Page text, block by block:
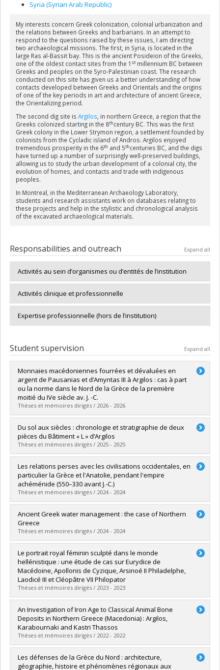
Syria (Syrian Arab Republic)
My interests concern Greek colonization, colonial urbanization and
the relations between Greeks and barbarians. In an attempt to
respond to the questions raised by these issues, I am directing
two archaeological missions. The first, in Syria, is located in the
large Ras al-Bassit bay. This is the ancient Posideion of the Greeks,
one of the oldest contact sites from the 1 stmillennium BC between
Greeks and peoples on the Syro-Palestinian coast. The research
conducted on this site has given us a better understanding of how
contacts developed between Greeks and Orientals and the origins
of one of the key periods in art and architecture of ancient Greece,
the Orientalizing period.
The second dig site is Argilos , in northern Greece, a region that the
Greeks colonized starting in the 8thcentury BC. This was the first
Greek colony in the Lower Strymon region, a settlement founded by
colonists from the Cycladic island of Andros. Argilos enjoyed
tremendous prosperity in the 6th and 5thcenturies BC, and the digs
have turned up a number of surprisingly well-preserved buildings,
allowing us to study the urban development of a colonial city, the
evolution of homes, and contacts and trade with indigenous
peoples.
In Montreal, in the Mediterranean Archaeology Laboratory,
students and research assistants work on databases relating to
these projects and help in the stylistic and chronological analysis
of the excavated archaeological materials.
Responsabilities and outreach Expand all
Activités au sein d’organismes ou d’entités de l’institution
Activités clinique et professionnelle
Expertise professionnelle (hors de l’institution)
Student supervision Expand all
Monnaies macédoniennes fourrées et dévaluées en
argent de Pausanias et d’Amyntas III à Argilos : cas à part
ou la norme dans le Nord de la Grèce de la première
moitié du IVe siècle av. J. -C.
Thèses et mémoires dirigés / 2026 - 2026
Graduate :Chevarie, Laurent
Cycle : Master's
Grade :M.A.
Lien vers le document dans Papyrus
Du sol aux siècles : chronologie et stratigraphie de deux
pièces du Bâtiment « L » d’Argilos
Thèses et mémoires dirigés / 2025 - 2025
Graduate :Lemyre-Corbeil, Frédéric
Cycle :Master's
Grade :M.A.
Lien vers le document dans Papyrus
Les relations perses avec les civilisations occidentales, en
particulier la Grèce et l'Anatolie, pendant l'empire
achéménide (550–330 avant J.-C.)
Thèses et mémoires dirigés / 2024 - 2024
Graduate :Sedaghat, Seyedeh Mahsa
Cycle :Master's
Grade :M. Sc.
Lien vers le document dans Papyrus
Ancient Greek water management : the case of Northern
Greece
Thèses et mémoires dirigés / 2024 - 2024
Graduate :Vieira, Shelby
Cycle :Master's
Grade :M.A.
Lien vers le document dans Papyrus
Le portrait royal féminin sculpté dans le monde
hellénistique : une étude de cas sur Eurydice de
Macédoine, Apollonis de Cyzique, Arsinoé II Philadelphe,
Laodicé III et Cléopâtre VII Philopator
Thèses et mémoires dirigés / 2023 - 2023
Graduate :Guillemin, Lucie
Cycle :Master's
Grade :M.A.
Lien vers le document dans Papyrus
An Investigation of Iron Age to Classical Animal Bone
Deposits in Northern Greece (Macedonia) : Argilos,
Karabournaki and Kastri Thassos
Thèses et mémoires dirigés / 2022 - 2022
Graduate :Gkotsinas, Angelos
Cycle :Doctoral
Les défenses de la Grèce du Nord : architecture,
géographie, histoire et phénomènes régionaux aux